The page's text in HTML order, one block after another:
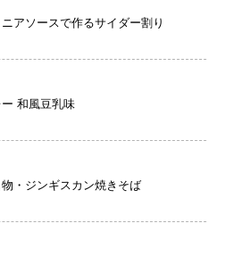
アソースで作るサイダー割り
和風豆乳味
・ジンギスカン焼きそば